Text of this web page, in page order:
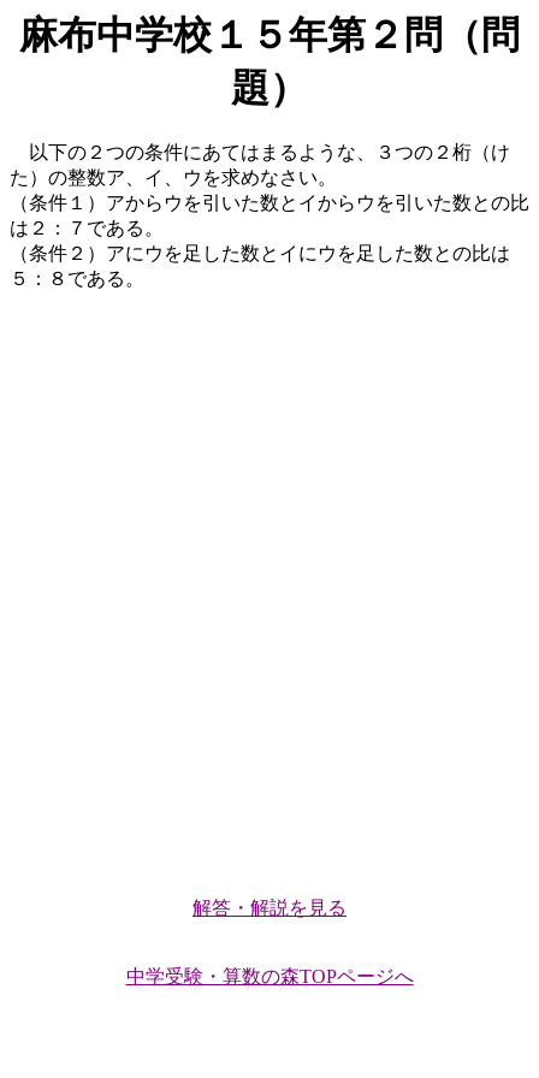
麻布中学校１５年第２問（問
題）
以下の２つの条件にあてはまるような、３つの２桁（け
た）の整数ア、イ、ウを求めなさい。
（条件１）アからウを引いた数とイからウを引いた数との比
は２：７である。
（条件２）アにウを足した数とイにウを足した数との比は
５：８である。
解答・解説を見る
中学受験・算数の森TOPページへ